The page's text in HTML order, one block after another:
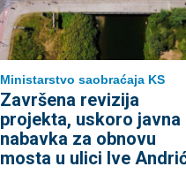
Ministarstvo saobraćaja KS
Završena revizija
projekta, uskoro javna
nabavka za obnovu
mosta u ulici Ive